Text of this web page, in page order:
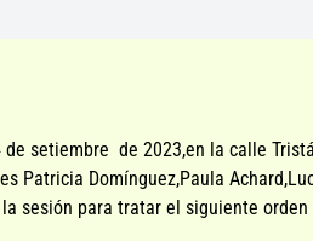
setiembre de 2023,en la calle
Patricia Domínguez,Paula
sesión para tratar el siguiente